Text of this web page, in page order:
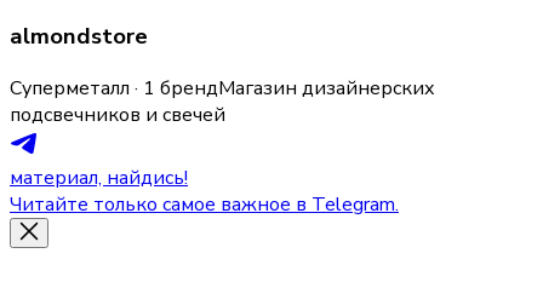
almondstore
Суперметалл · 1 брендМагазин дизайнерских
подсвечников и свечей
материал, найдись!
Читайте только самое важное в Telegram.